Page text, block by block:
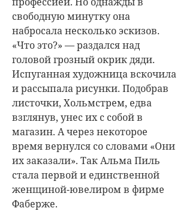
свободную минутку она
набросала несколько эскизов.
«Что это?» — раздался над
головой грозный окрик дяди.
Испуганная художница вскочила
и рассыпала рисунки. Подобрав
листочки, Хольмстрем, едва
взглянув, унес их с собой в
магазин. А через некоторое
время вернулся со словами «Они
их заказали». Так Альма Пиль
стала первой и единственной
женщиной-ювелиром в фирме
Фаберже.